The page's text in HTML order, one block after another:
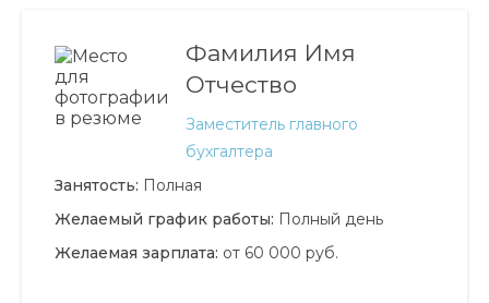
Фамилия Имя
Отчество
Заместитель главного
бухгалтера
Занятость: Полная
Желаемый график работы: Полный день
Желаемая зарплата: от 60 000 руб.